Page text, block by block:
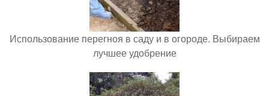
Использование перегноя в саду и в огороде. Выбираем
лучшее удобрение